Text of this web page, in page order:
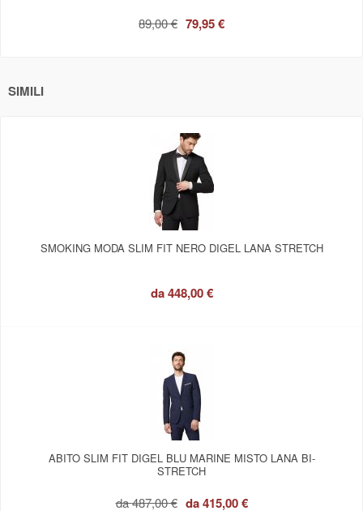
89,00 € 79,95 €
SIMILI
SMOKING MODA SLIM FIT NERO DIGEL LANA STRETCH
da448,00 €
ABITO SLIM FIT DIGEL BLU MARINE MISTO LANA BI-
STRETCH
da487,00 € da415,00 €